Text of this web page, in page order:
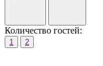
Количество гостей:
1 2